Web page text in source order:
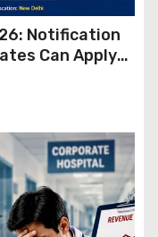
Notification
Can Apply